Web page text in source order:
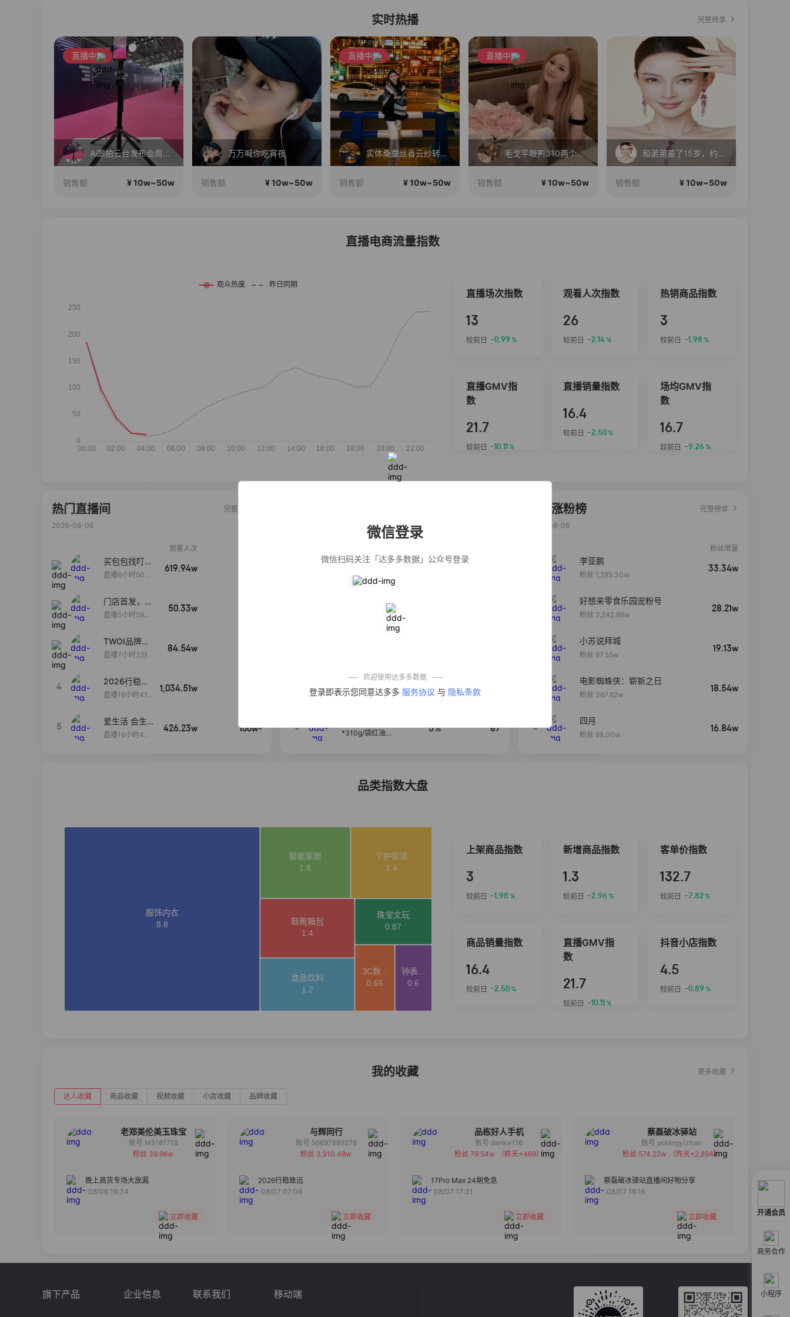
开通会员
商务合作
小程序
微信登录
微信扫码关注「达多多数据」公众号登录
欢迎使用达多多数据
登录即表示您同意达多多 服务协议 与 隐私条款
实时热播 完整榜单
直播中
Ai跟拍云台发布会周年大促
销售额 ¥ 10w~50w
万万喊你吃宵夜
销售额 ¥ 10w~50w
直播中
实体桑蚕丝香云纱转线上
销售额 ¥ 10w~50w
直播中
毛戈平眼影310两个正装！
销售额 ¥ 10w~50w
和弟弟差了15岁，约会呢
销售额 ¥ 10w~50w
直播电商流量指数
直播场次指数
13
较前日 -0.99 %
观看人次指数
26
较前日 -2.14%
热销商品指数
3
较前日 -1.98 %
直播GMV指
数
21.7
较前日 -10.11 %
直播销量指数
16.4
较前日 -2.50%
场均GMV指
数
16.7
较前日 -9.26 %
热门直播间
完整榜单
2026-08-06
观看人次
买包包找叮
当,一折购！
直播6小时50分
619.94w
门店首发，秋
款大上新！！
直播5小时59分
50.33w
TWOI品牌直
播间新款上
直播7小时3分5
84.54w
4
2026行稳致
远
直播16小时41
1,034.51w
5
爱生活 会生
活
直播16小时45
426.23w 100w+
法式气质温柔风
女设计感小众秋
公仔牌顽渍净洗
衣粉轻松搓洗去
污渍除菌除螨3倍
洁净去渍家用去
巧卡盒卡套
【试吃两包】松
茸红烧酱汁红烧
40%
5
*310g/袋红油麻
5% 87
达人涨粉榜
完整榜单
2026-08-06
粉丝增量
李亚鹏
粉丝 1,285.30w
33.34w
好想来零食乐园宠粉号
粉丝 2,242.86w
28.21w
小苏说拜城
粉丝 87.55w
19.13w
电影蜘蛛侠：崭新之日
粉丝 367.82w
18.54w
5
四月
粉丝 88.00w
16.84w
品类指数大盘
上架商品指数
3
较前日 -1.98 %
新增商品指数
1.3
较前日 -2.96 %
客单价指数
132.7
较前日 -7.82%
商品销量指数
16.4
较前日 -2.50%
直播GMV指
数
21.7
较前日 -10.11 %
抖音小店指数
4.5
较前日 -0.89 %
我的收藏 更多收藏
达人收藏 商品收藏 视频收藏 小店收藏 品牌收藏
老郑美伦美玉珠宝
备注
分组
账号 M5181718
粉丝 39.96w
晚上高货专场大放漏
08/06 19:34
立即收藏
与辉同行
备注
账号 56697889278
粉丝 3,910.48w
2026行稳致远
08/07 07:06
立即收藏
品栋好人手机
备注
分组
账号 danke116
粉丝 79.54w
（昨天+469）
17Pro Max 24期免息
08/07 17:31
立即收藏
蔡磊破冰驿站
备注
分组
账号 pobingyizhan
粉丝 574.22w
（昨天+2,894）
蔡磊破冰驿站直播间好物分享
08/07 18:16
立即收藏
旗下产品 企业信息 联系我们 移动端